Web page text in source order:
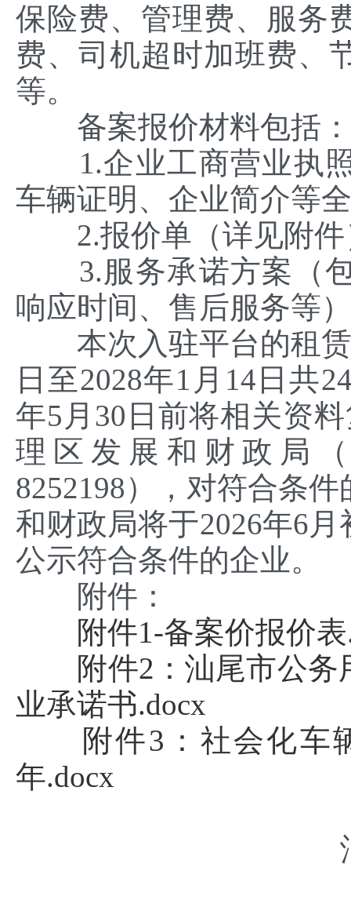
保险费、管理费、服务
费、司机超时加班费、
等。
备案报价材料包括：
1.企业工商营业执照
车辆证明、企业简介等
2.报价单（详见附件
3.服务承诺方案（包
响应时间、售后服务等
本次入驻平台的租赁
日至2028年1月14日共
年5月30日前将相关资
理区发展和财政局
8252198），对符合条
和财政局将于2026年6
公示符合条件的企业。
附件：
附件1-备案价报价
附件2：汕尾市公
业承诺书.docx
附件3：社会化车
年.docx